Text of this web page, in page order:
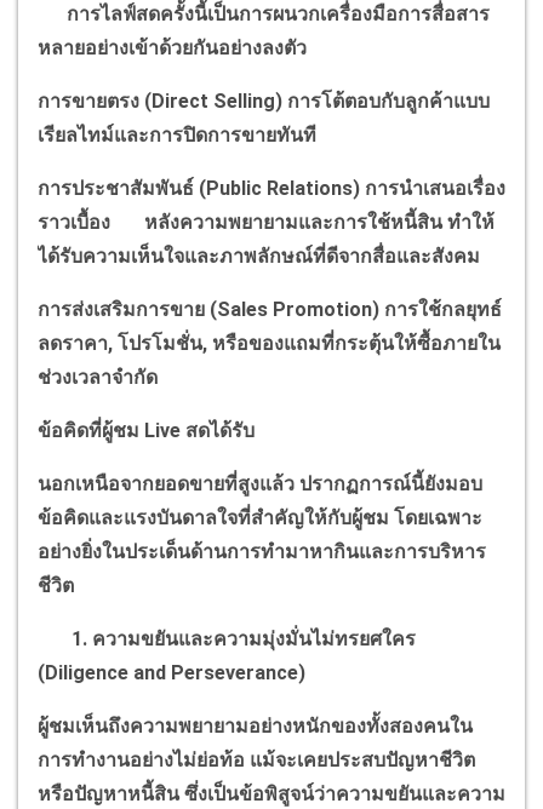
การไลฟ์สดครั้งนี้เป็นการผนวกเครื่องมือการสื่อสาร
หลายอย่างเข้าด้วยกันอย่างลงตัว
การขายตรง (Direct Selling) การโต้ตอบกับลูกค้าแบบ
เรียลไทม์และการปิดการขายทันที
การประชาสัมพันธ์ (Public Relations) การนำเสนอเรื่อง
ราวเบื้อง หลังความพยายามและการใช้หนี้สิน ทำให้
ได้รับความเห็นใจและภาพลักษณ์ที่ดีจากสื่อและสังคม
การส่งเสริมการขาย (Sales Promotion) การใช้กลยุทธ์
ลดราคา, โปรโมชั่น, หรือของแถมที่กระตุ้นให้ซื้อภายใน
ช่วงเวลาจำกัด
ข้อคิดที่ผู้ชม Live สดได้รับ
นอกเหนือจากยอดขายที่สูงแล้ว ปรากฏการณ์นี้ยังมอบ
ข้อคิดและแรงบันดาลใจที่สำคัญให้กับผู้ชม โดยเฉพาะ
อย่างยิ่งในประเด็นด้านการทำมาหากินและการบริหาร
ชีวิต
1. ความขยันและความมุ่งมั่นไม่ทรยศใคร
(Diligence and Perseverance)
ผู้ชมเห็นถึงความพยายามอย่างหนักของทั้งสองคนใน
การทำงานอย่างไม่ย่อท้อ แม้จะเคยประสบปัญหาชีวิต
หรือปัญหาหนี้สิน ซึ่งเป็นข้อพิสูจน์ว่าความขยันและความ